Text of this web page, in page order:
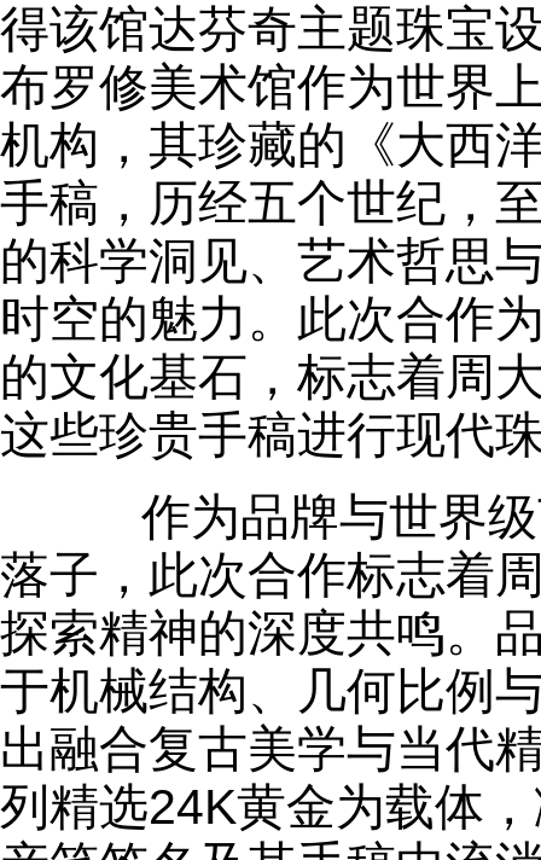
得该馆达芬奇主题珠宝
布罗修美术馆作为世界
机构，其珍藏的《大西
手稿，历经五个世纪，
的科学洞见、艺术哲思
时空的魅力。此次合作
的文化基石，标志着周
这些珍贵手稿进行现代
作为品牌与世界级
落子，此次合作标志着
探索精神的深度共鸣。
于机械结构、几何比例
出融合复古美学与当代
列精选24K黄金为载体